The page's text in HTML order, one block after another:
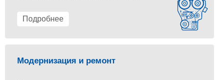
Подробнее
Модернизация и ремонт